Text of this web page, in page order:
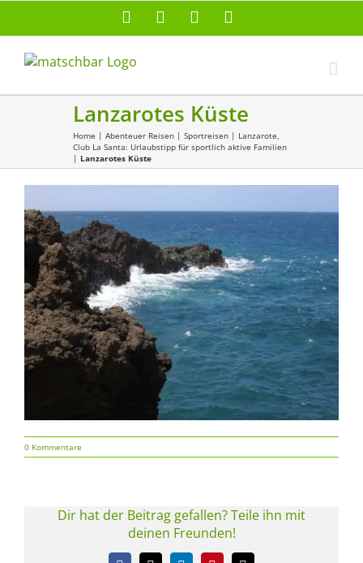
Facebook Instagram
Lanzarotes Küste
Home | Abenteuer Reisen | Sportreisen | Lanzarote,
Club La Santa: Urlaubstipp für sportlich aktive Familien
| Lanzarotes Küste
0 Kommentare
Dir hat der Beitrag gefallen? Teile ihn mit
deinen Freunden!